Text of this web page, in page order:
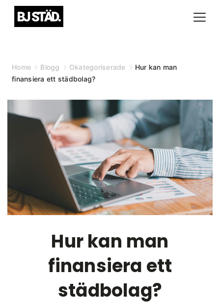
Skip
Home Blogg Okategoriserade
Hur kan man
finansiera ett städbolag?
Hur kan man
finansiera ett
städbolag?